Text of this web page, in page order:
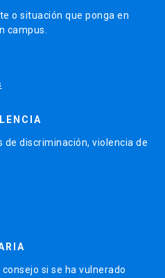
o situación que ponga en
campus.
de discriminación, violencia de
si se ha vulnerado